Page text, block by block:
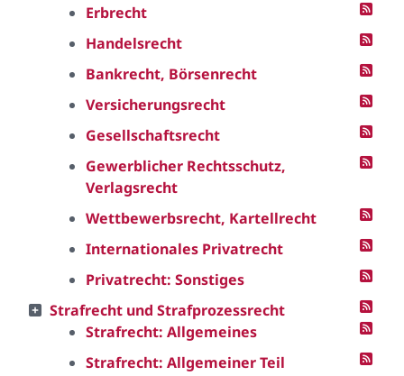
Erbrecht
Handelsrecht
Bankrecht, Börsenrecht
Versicherungsrecht
Gesellschaftsrecht
Gewerblicher Rechtsschutz,
Verlagsrecht
Wettbewerbsrecht, Kartellrecht
Internationales Privatrecht
Privatrecht: Sonstiges
Strafrecht und Strafprozessrecht
Strafrecht: Allgemeines
Strafrecht: Allgemeiner Teil